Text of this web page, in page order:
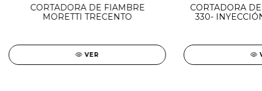
CORTADORA DE FIAMBRE
MORETTI TRECENTO
VER
CORTADORA
330-